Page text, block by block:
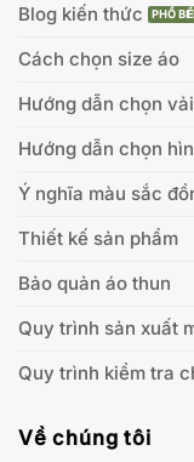
Blog kiến thức
Cách chọn size áo
Hướng dẫn chọn vải
Hướng dẫn chọn
Ý nghĩa màu sắc
Thiết kế sản phẩm
Bảo quản áo thun
Quy trình sản xuất
Quy trình kiểm tra
Về chúng tôi